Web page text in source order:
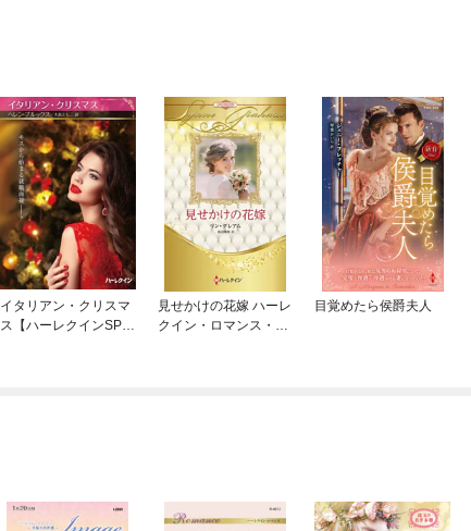
イタリアン・クリスマ
ス【ハーレクインSP文
見せかけの花嫁 ハーレ
クイン・ロマンス・プ
目覚めたら侯爵夫人